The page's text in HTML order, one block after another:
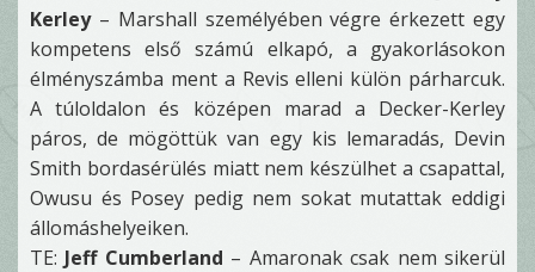
Kerley– Marshall személyében végre érkezett egy
kompetens első számú elkapó, a gyakorlásokon
élményszámba ment a Revis elleni külön párharcuk.
A túloldalon és középen marad a Decker-Kerley
páros, de mögöttük van egy kis lemaradás, Devin
Smith bordasérülés miatt nem készülhet a csapattal,
Owusu és Posey pedig nem sokat mutattak eddigi
állomáshelyeiken.
TE: Jeff Cumberland – Amaronak csak nem sikerül